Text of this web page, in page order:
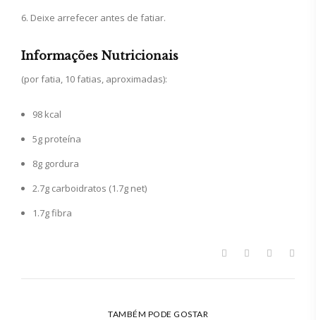
Deixe arrefecer antes de fatiar.
Informações Nutricionais
(por fatia, 10 fatias, aproximadas):
98 kcal
5g proteína
8g gordura
2.7g carboidratos (1.7g net)
1.7g fibra
TAMBÉM PODE GOSTAR